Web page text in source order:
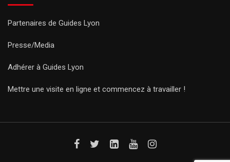
Partenaires de Guides Lyon
Presse/Media
Adhérer à Guides Lyon
Mettre une visite en ligne et commencez à travailler !